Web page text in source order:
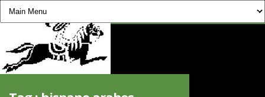
CHEVAUCHÉE